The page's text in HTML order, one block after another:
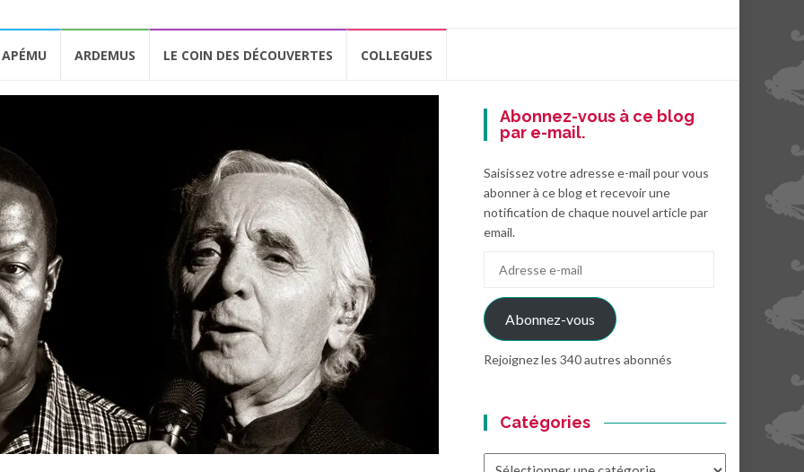
APÉMU ARDEMUS LE COIN DES DÉCOUVERTES COLLEGUES
Abonnez-vous à ce blog
par e-mail.
Saisissez votre adresse e-mail pour vous
abonner à ce blog et recevoir une
notification de chaque nouvel article par
email.
mail
Abonnez-vous
Rejoignez les 340 autres abonnés
Catégories